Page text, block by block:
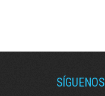
SÍGUENOS